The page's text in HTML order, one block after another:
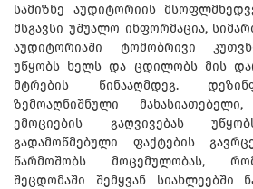
სამიზნე აუდიტორიის
მსგავსი უშუალო ინფორმაცია,
აუდიტორიაში ტომობრივი
უწყობს ხელს და ცდილობს მის
მტრების წინააღმდეგ.
ზემოაღნიშნული
ემოციების გაღვივებას
გადამოწმებული ფაქტების
წარმოშობს მოცემულობას,
შეცდომაში შემყვან სიახლეებში